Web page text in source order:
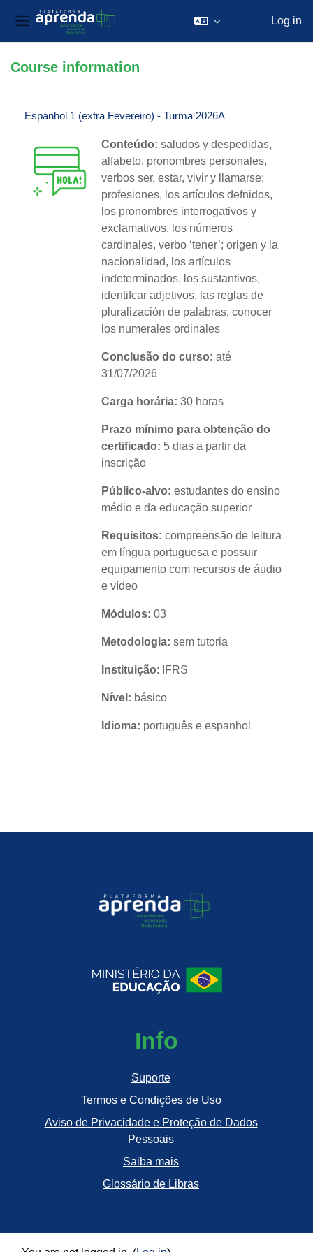
Side panel
Log in
Course information
Espanhol 1 (extra Fevereiro) - Turma 2026A
Conteúdo: saludos y despedidas,
alfabeto, pronombres personales,
verbos ser, estar, vivir y llamarse;
profesiones, los artículos defnidos,
los pronombres interrogativos y
exclamativos, los números
cardinales, verbo ‘tener’; origen y la
nacionalidad, los artículos
indeterminados, los sustantivos,
identifcar adjetivos, las reglas de
pluralización de palabras, conocer
los numerales ordinales
Conclusão do curso: até
31/07/2026
Carga horária: 30 horas
Prazo mínimo para obtenção do
certificado: 5 dias a partir da
inscrição
Público-alvo: estudantes do ensino
médio e da educação superior
Requisitos: compreensão de leitura
em língua portuguesa e possuir
equipamento com recursos de áudio
e vídeo
Módulos: 03
Metodologia: sem tutoria
Instituição: IFRS
Nível: básico
Idioma: português e espanhol
Info
Suporte
Termos e Condições de Uso
Aviso de Privacidade e Proteção de Dados
Pessoais
Saiba mais
Glossário de Libras